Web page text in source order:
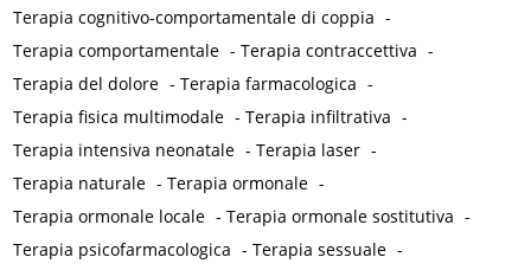
Terapia cognitivo-comportamentale di coppia -
Terapia comportamentale -Terapia contraccettiva -
Terapia del dolore -Terapia farmacologica -
Terapia fisica multimodale -Terapia infiltrativa -
Terapia intensiva neonatale -Terapia laser -
Terapia naturale -Terapia ormonale -
Terapia ormonale locale -Terapia ormonale sostitutiva -
Terapia psicofarmacologica -Terapia sessuale -